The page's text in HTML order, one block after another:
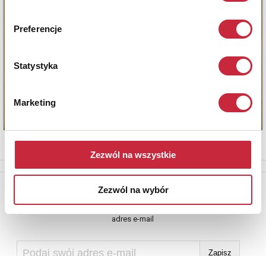
Preferencje
Statystyka
Marketing
Zezwól na wszystkie
Zezwól na wybór
Newsletter
Aby otrzymywać informacje o nowych aukcjach, prosimy podać
adres e-mail